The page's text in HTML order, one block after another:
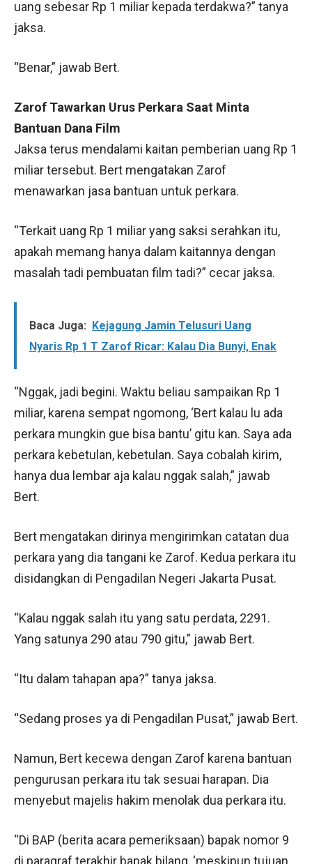
uang sebesar Rp 1 miliar kepada terdakwa?” tanya
jaksa.
“Benar,” jawab Bert.
Zarof Tawarkan Urus Perkara Saat Minta
Bantuan Dana Film
Jaksa terus mendalami kaitan pemberian uang Rp 1
miliar tersebut. Bert mengatakan Zarof
menawarkan jasa bantuan untuk perkara.
“Terkait uang Rp 1 miliar yang saksi serahkan itu,
apakah memang hanya dalam kaitannya dengan
masalah tadi pembuatan film tadi?” cecar jaksa.
Baca Juga: Kejagung Jamin Telusuri Uang
Nyaris Rp 1 T Zarof Ricar: Kalau Dia Bunyi, Enak
“Nggak, jadi begini. Waktu beliau sampaikan Rp 1
miliar, karena sempat ngomong, ‘Bert kalau lu ada
perkara mungkin gue bisa bantu’ gitu kan. Saya ada
perkara kebetulan, kebetulan. Saya cobalah kirim,
hanya dua lembar aja kalau nggak salah,” jawab
Bert.
Bert mengatakan dirinya mengirimkan catatan dua
perkara yang dia tangani ke Zarof. Kedua perkara itu
disidangkan di Pengadilan Negeri Jakarta Pusat.
“Kalau nggak salah itu yang satu perdata, 2291.
Yang satunya 290 atau 790 gitu,” jawab Bert.
“Itu dalam tahapan apa?” tanya jaksa.
“Sedang proses ya di Pengadilan Pusat,” jawab Bert.
Namun, Bert kecewa dengan Zarof karena bantuan
pengurusan perkara itu tak sesuai harapan. Dia
menyebut majelis hakim menolak dua perkara itu.
“Di BAP (berita acara pemeriksaan) bapak nomor 9
di paragraf terakhir bapak bilang, ‘meskipun tujuan